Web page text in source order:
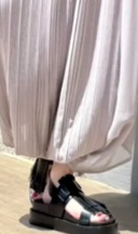
貨